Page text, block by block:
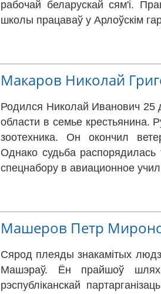
рабочай беларускай сям'і.
школы працаваў у Арлоўскім
Макаров Николай
Родился Николай Иванович 25
области в семье крестьянина.
зоотехника. Он окончил
Однако судьба
спецнабору в авиационное
Машеров Петр
Сярод плеяды знакамітых
Машэраў. Ён прайшоў шлях
рэспубліканскай